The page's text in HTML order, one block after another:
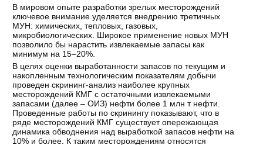
В мировом опыте разработки зрелых месторождений
ключевое внимание уделяется внедрению третичных
МУН: химических, тепловых, газовых,
микробиологических. Широкое применение новых МУН
позволило бы нарастить извлекаемые запасы как
минимум на 15–20%.
В целях оценки выработанности запасов по текущим и
накопленным технологическим показателям добычи
проведен скрининг-анализ наиболее крупных
месторождений КМГ с остаточными извлекаемыми
запасами (далее – ОИЗ) нефти более 1 млн т нефти.
Проведенные работы по скринингу показывают, что в
ряде месторождений КМГ существует опережающая
динамика обводнения над выработкой запасов нефти на
10% и более. К таким месторождениям относятся